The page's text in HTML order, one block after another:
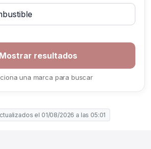
una marca para buscar
el 01/08/2026 a las 05:01